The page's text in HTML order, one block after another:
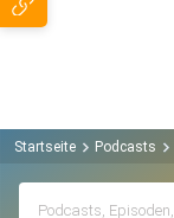
Startseite Podcasts